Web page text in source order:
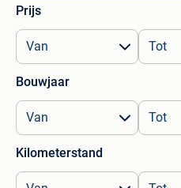
Prijs
Bouwjaar
Kilometerstand